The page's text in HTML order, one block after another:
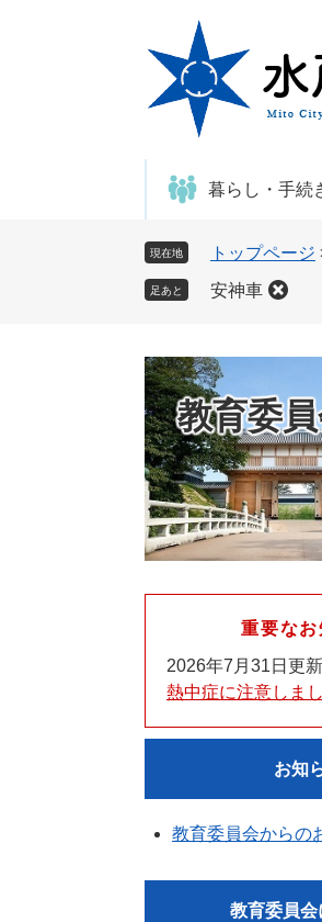
暮らし・手続
現在地 トップページ
足あと 安神車
教育委
重要なお
2026年7月31日更新
熱中症に注意しま
お知
教育委員会からの
教育委員会